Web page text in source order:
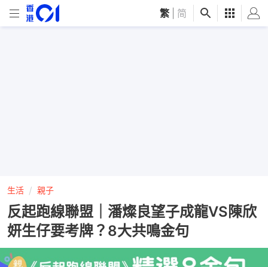
繁 简
生活 親子
反起跑線聯盟｜潘燦良望子成龍VS陳欣
妍生仔要考牌？8大共鳴金句